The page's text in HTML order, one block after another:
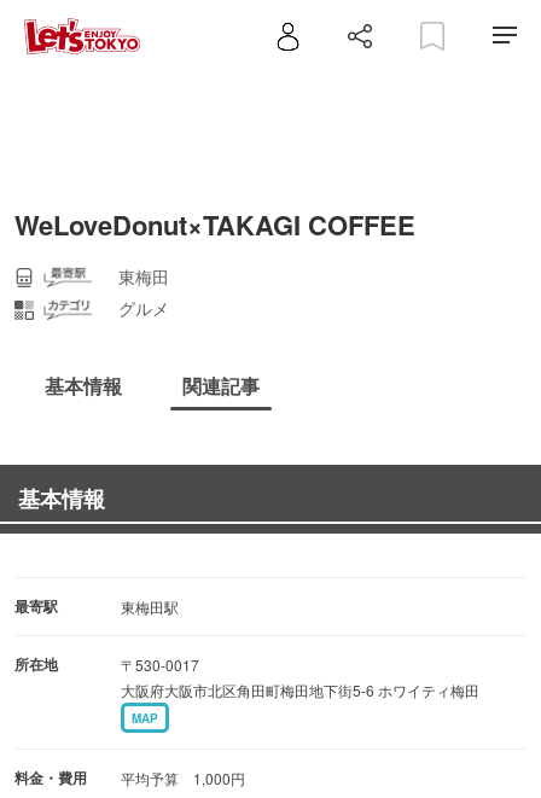
WeLoveDonut×TAKAGI COFFEE
東梅田
グルメ
基本情報 関連記事
基本情報
最寄駅 東梅田駅
所在地
〒530-0017
大阪府大阪市北区角田町梅田地下街5-6 ホワイティ梅田
MAP
料金・費用 平均予算 1,000円